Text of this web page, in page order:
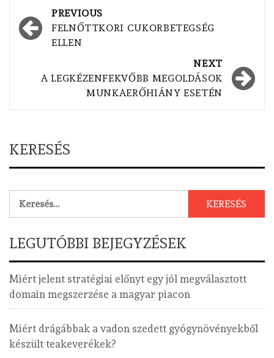
Post
navigation
PREVIOUS
FELNŐTTKORI CUKORBETEGSÉG
ELLEN
NEXT
A LEGKÉZENFEKVŐBB MEGOLDÁSOK
MUNKAERŐHIÁNY ESETÉN
KERESÉS
LEGUTÓBBI BEJEGYZÉSEK
Miért jelent stratégiai előnyt egy jól megválasztott
domain megszerzése a magyar piacon
Miért drágábbak a vadon szedett gyógynövényekből
készült teakeverékek?